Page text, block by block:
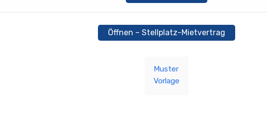
Öffnen – Stellplatz-Mietvertrag
Muster
Vorlage